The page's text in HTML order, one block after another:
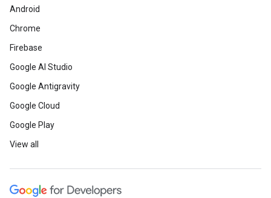
Android
Chrome
Firebase
Google AI Studio
Google Antigravity
Google Cloud
Google Play
View all